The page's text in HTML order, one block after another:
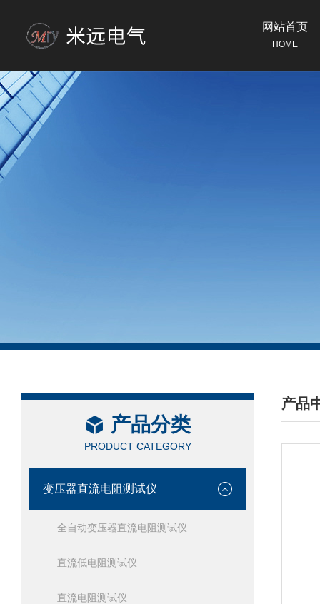
网站首页
HOME
产品分类
PRODUCT CATEGORY
变压器直流电阻测试仪
全自动变压器直流电阻测试仪
直流低电阻测试仪
直流电阻测试仪
产品
/